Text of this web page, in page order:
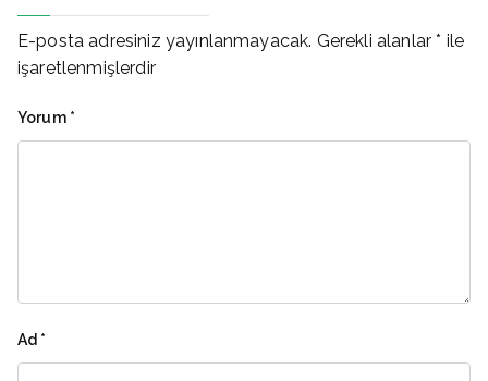
E-posta adresiniz yayınlanmayacak. Gerekli alanlar* ile
işaretlenmişlerdir
Yorum *
Ad *